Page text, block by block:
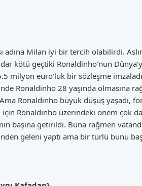
adına Milan iyi bir tercih olabilirdi.
kötü geçtiki Ronaldinho'nun
milyon euro'luk bir sözleşme
Ronaldinho 28 yaşında olmasına
Ronaldinho büyük düşüş yaşadı,
için Ronaldinho üzerindeki önem çok
başına getirildi. Buna rağmen
geleni yaptı ama bir türlü bunu